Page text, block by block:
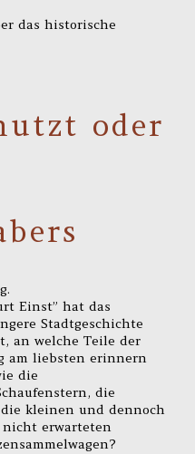
das historische
oder
Einst” hat das
Stadtgeschichte
an welche Teile der
am liebsten erinnern
die
die
kleinen und dennoch
nicht erwarteten